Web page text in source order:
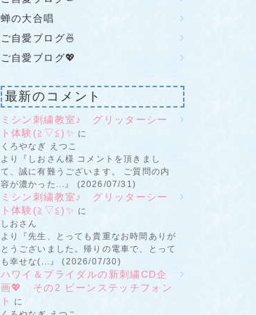
蝉の大合唱
ご自愛ブログ🍜
ご自愛ブログ💖
最新のコメント
ミシン刺繍教室♪ グリッターシー
ト体験(≧▽≦)✨ に
くろやなぎ えつこ
より『しおさん様 コメントを頂きまし
て、誠に有難うございます。 ご質問の内
容が濃かった...』 (2026/07/31)
ミシン刺繍教室♪ グリッターシー
ト体験(≧▽≦)✨ に
しおさん
より『先生、とっても貴重なお時間ありが
とうございました。帰りの電車で、とって
も幸せな(...』 (2026/07/30)
ハワイ＆ブライダルの新刺繍CD企
画💖 その2 ビーンステッチフォン
ト
に